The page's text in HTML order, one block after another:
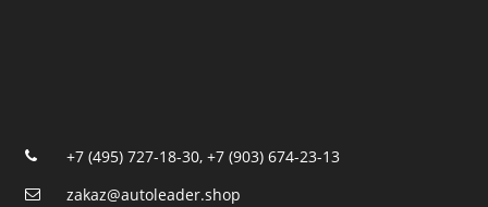
+7 (495) 727-18-30, +7 (903) 674-23-13
zakaz@autoleader.shop